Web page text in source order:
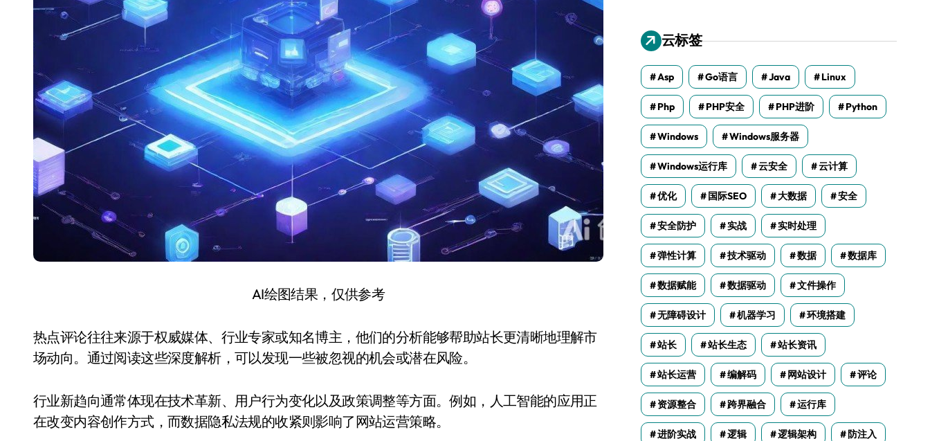
AI绘图结果，仅供参考
热点评论往往来源于权威媒体、行业专家或知名博主，他们的分析能够帮助站长更清晰地理解市
场动向。通过阅读这些深度解析，可以发现一些被忽视的机会或潜在风险。
行业新趋向通常体现在技术革新、用户行为变化以及政策调整等方面。例如，人工智能的应用正
在改变内容创作方式，而数据隐私法规的收紧则影响了网站运营策略。
云标签
Asp Go语言 Java Linux
Php PHP安全 PHP进阶 Python
Windows Windows服务器
Windows运行库 云安全 云计算
优化 国际SEO 大数据 安全
安全防护 实战 实时处理
弹性计算 技术驱动 数据 数据库
数据赋能 数据驱动 文件操作
无障碍设计 机器学习 环境搭建
站长 站长生态 站长资讯
站长运营 编解码 网站设计 评论
资源整合 跨界融合 运行库
进阶实战 逻辑 逻辑架构 防注入